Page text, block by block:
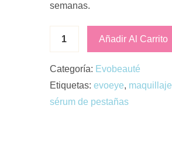
semanas.
Añadir Al Carrito
Categoría: Evobeauté
Etiquetas: evoeye, maquillaje
sérum de pestañas